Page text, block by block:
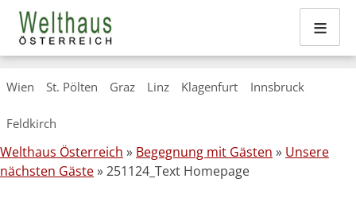
to
content
Wien St. Pölten Graz Linz Klagenfurt Innsbruck
Feldkirch
≡
Welthaus Österreich » Begegnung mit Gästen » Unsere
nächsten Gäste» 251124_Text Homepage